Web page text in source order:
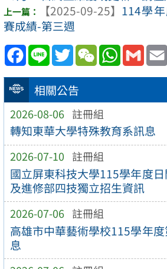
相關公告
2026-08-06 註冊組
轉知東華大學特殊教育系訊息
2026-07-10 註冊組
國立屏東科技大學115學年度
及進修部四技獨立招生資訊
2026-07-06 註冊組
高雄市中華藝術學校115學年
息
【2025-09-25】 114學
賽成績-第三週
Facebook
Line TwitterWeChatWhatsApp
Gmail